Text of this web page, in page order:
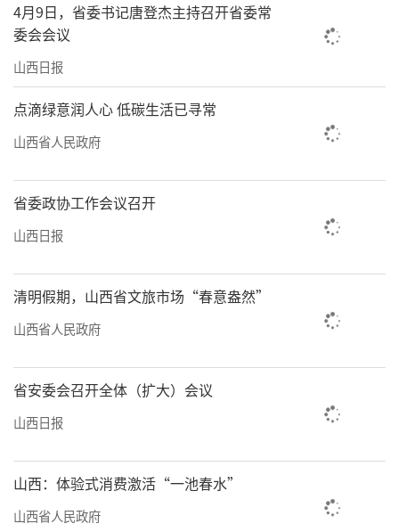
室。祁县不仅设立了玻璃器皿产业发展资金，
还将国家玻璃器皿质检中心引入当地，将产品
国际检测周期从近一个月缩短至10天，为企业
递上了一张全球认可的“质量通行证”。同
时，政府全力搭建平台，组织企业出征国内外
玛钢”“定襄法兰”等品牌响亮地走向世界。
从文旅融合绘就的“诗与远方”，
到专业镇锻造的“产业地标”，我省突破能源
依赖的多元发展之路，每一步都立足脚下这片
是一次发展哲学的深刻转变：从依赖单一的矿
产资源，到珍视并激活地上的人文资源、农业
资源和历史积淀的产业资源。这条路上，科技
是画笔，品牌是色彩，富民是底色。一个产业
结构更优、发展动力更足、人民生活更美的新
山西，正在多元产业的交响共鸣中，奏响高质
4月9日，省委书记唐登杰主持召开省委常
委会会议
山西日报
点滴绿意润人心 低碳生活已寻常
山西省人民政府
省委政协工作会议召开
山西日报
清明假期，山西省文旅市场“春意盎然”
山西省人民政府
省安委会召开全体（扩大）会议
山西日报
山西：体验式消费激活“一池春水”
山西省人民政府